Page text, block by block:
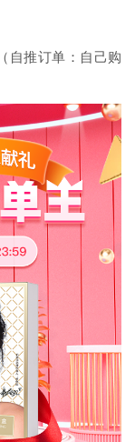
自推订单：自己购